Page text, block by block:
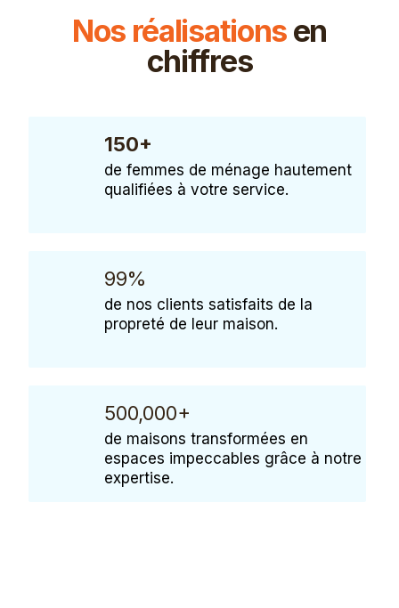
Nos réalisationsen
chiffres
150+
de femmes de ménage hautement
qualifiées à votre service.
99%
de nos clients satisfaits de la
propreté de leur maison.
500,000+
de maisons transformées en
espaces impeccables grâce à notre
expertise.